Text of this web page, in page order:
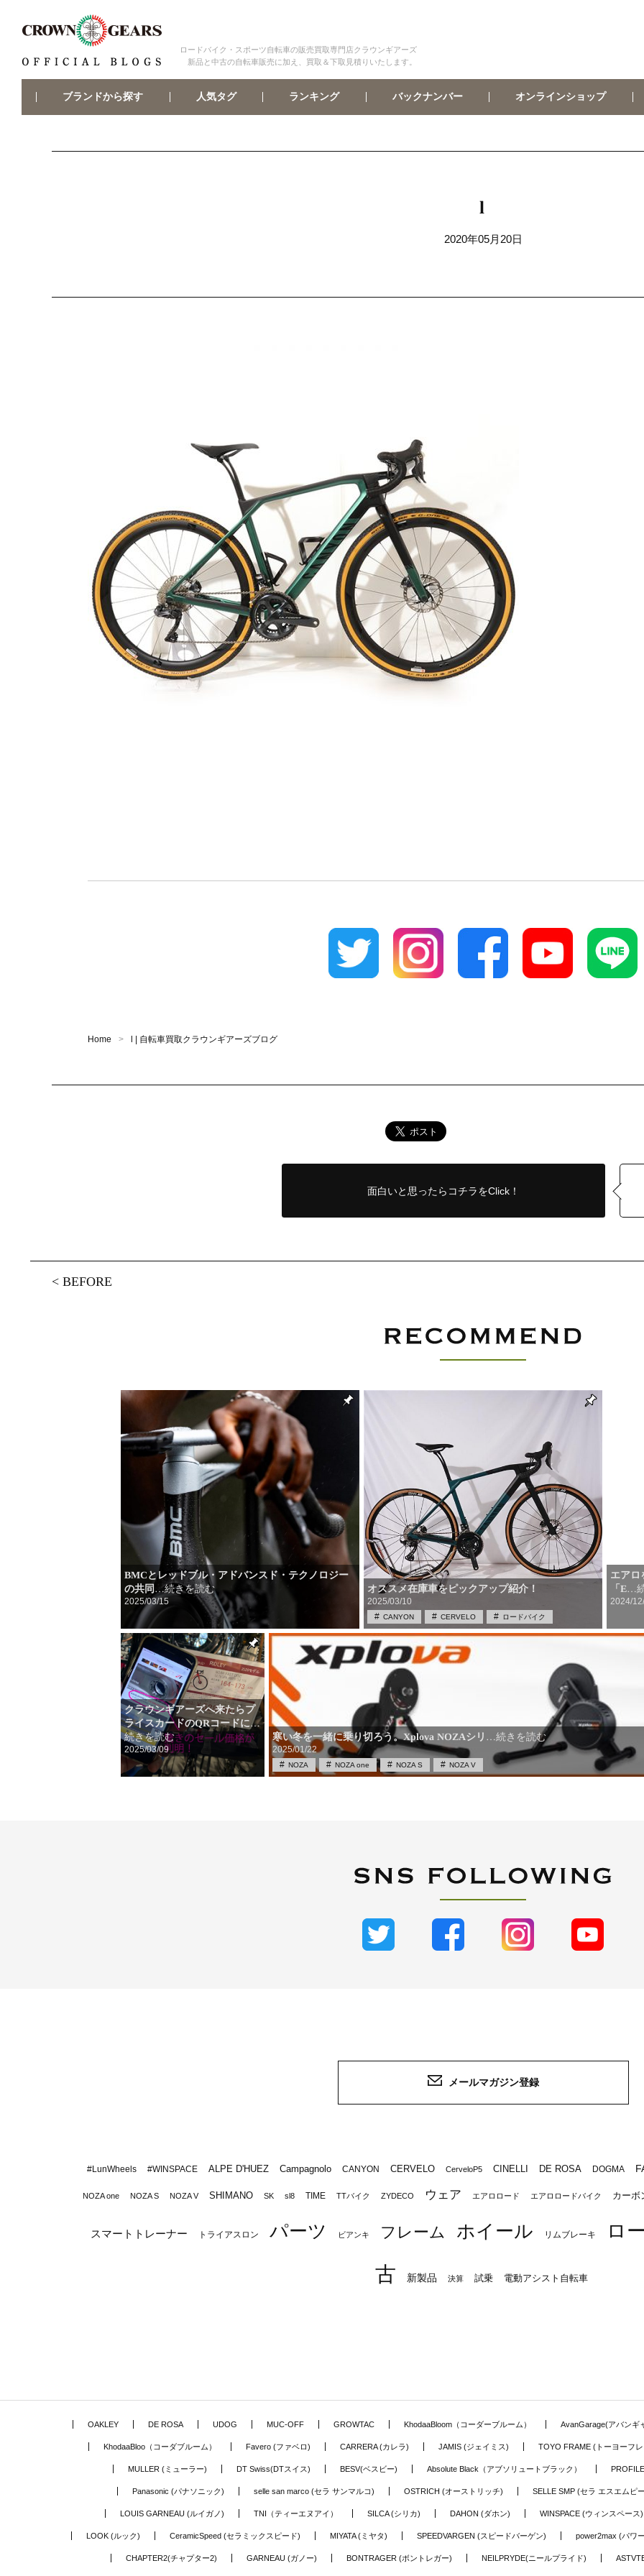
ロードバイク・スポーツ自転車の販売買取専門店クラウンギアーズ
新品と中古の自転車販売に加え、買取＆下取見積りいたします。
ブランドから探す 人気タグ ランキング バックナンバー オンラインショップ
l
2020年05月20日
Home l | 自転車買取クラウンギアーズブログ
面白いと思ったら コチラをClick！
<BEFORE
BMCとレッドブル・アドバンスド・テクノロジー
の共同…続きを読む
2025/03/15
オススメ在庫車をピックアップ紹介！
2025/03/10
CANYON CERVELO ロードバイク
エアロ
「E…
2024/
クラウンギアーズへ来たらプ
ライスカードのQRコードに…
続きを読む
2025/03/09
寒い冬を一緒に乗り切ろう。Xplova NOZAシリ …続きを読む
2025/01/22
NOZA NOZA one NOZA S NOZA V
メールマガジン登録
#LunWheels #WINSPACE ALPE D'HUEZ Campagnolo CANYON CERVELO CerveloP5 CINELLI DE ROSA DOGMA
NOZA one NOZA S NOZA V SHIMANO SK sl8 TIME TTバイク ZYDECO ウェア エアロロード エアロロードバイク カーボ
スマートトレーナー トライアスロン パーツ ビアンキ フレーム ホイール リムブレーキ ロ
古 新製品 決算 試乗 電動アシスト自転車
OAKLEY DE ROSA UDOG MUC-OFF GROWTAC KhodaaBloom（コーダーブルーム） AvanGarage(アバンギ
KhodaaBloo（コーダブルーム） Favero (ファベロ) CARRERA (カレラ) JAMIS (ジェイミス) TOYO FRAME (トーヨーフ
MULLER (ミューラー) DT Swiss(DTスイス) BESV(ベスビー) Absolute Black（アブソリュートブラック）
Panasonic (パナソニック) selle san marco (セラ サンマルコ) OSTRICH (オーストリッチ) SELLE SMP (セラ エスエムピ
LOUIS GARNEAU (ルイガノ) TNI（ティーエヌアイ） SILCA (シリカ) DAHON (ダホン) WINSPACE (ウィンスペース)
LOOK (ルック) CeramicSpeed (セラミックスピード) MIYATA (ミヤタ) SPEEDVARGEN (スピードバーゲン) power2max (パワ
CHAPTER2(チャプター2) GARNEAU (ガノー) BONTRAGER (ボントレガー) NEILPRYDE(ニールプライド)